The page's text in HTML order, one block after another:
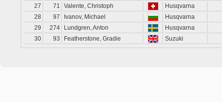
27
71 Valente, Christoph
Husqvarna
28
97 Ivanov, Michael
Husqvarna
29
274 Lundgren, Anton
Husqvarna
30
93 Featherstone, Gradie Suzuki